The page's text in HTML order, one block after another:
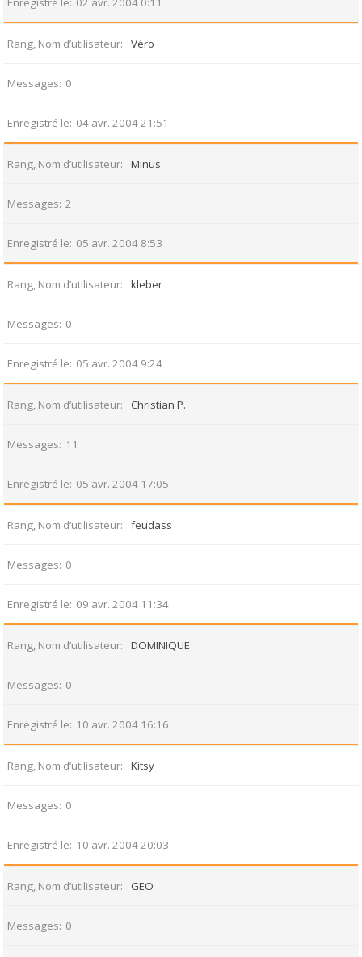
Rang, Nom d’utilisateur Véro
Messages 0
Enregistré le 04 avr. 2004 21:51
Rang, Nom d’utilisateur Minus
Messages 2
Enregistré le 05 avr. 2004 8:53
Rang, Nom d’utilisateur kleber
Messages 0
Enregistré le 05 avr. 2004 9:24
Rang, Nom d’utilisateur Christian P.
Messages 11
Enregistré le 05 avr. 2004 17:05
Rang, Nom d’utilisateur feudass
Messages 0
Enregistré le 09 avr. 2004 11:34
Rang, Nom d’utilisateur DOMINIQUE
Messages 0
Enregistré le 10 avr. 2004 16:16
Rang, Nom d’utilisateur Kitsy
Messages 0
Enregistré le 10 avr. 2004 20:03
Rang, Nom d’utilisateur GEO
Messages 0